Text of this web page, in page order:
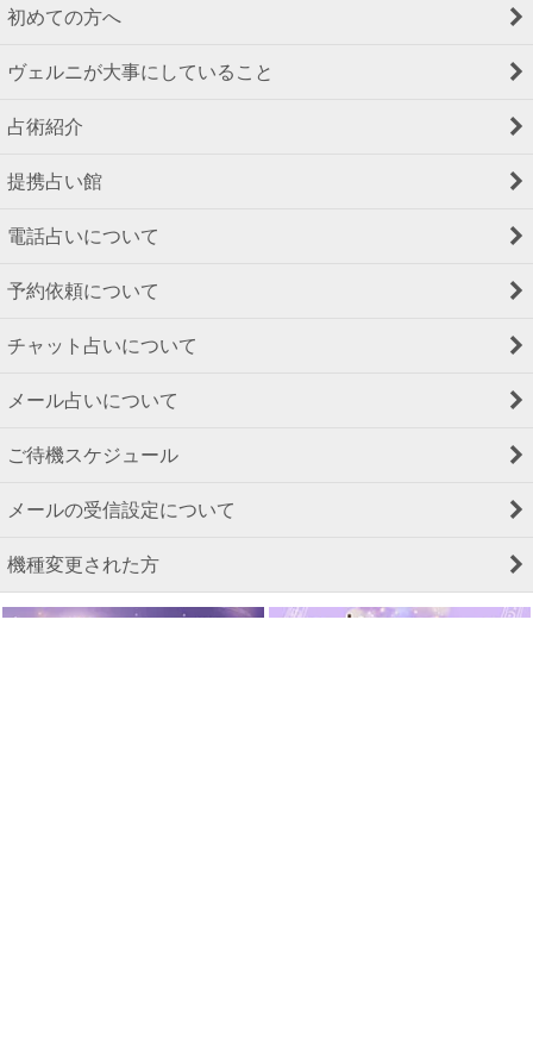
初めての方へ
ヴェルニが大事にしていること
占術紹介
提携占い館
電話占いについて
予約依頼について
チャット占いについて
メール占いについて
ご待機スケジュール
メールの受信設定について
機種変更された方